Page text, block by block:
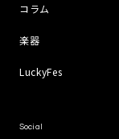
コラム
楽器
LuckyFes
Social